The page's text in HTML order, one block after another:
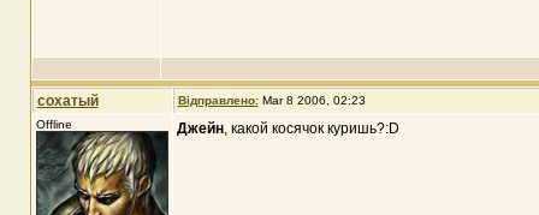
сохатый Відправлено: Mar 8 2006, 02:23
Offline
Джейн, какой косячок куришь?:D